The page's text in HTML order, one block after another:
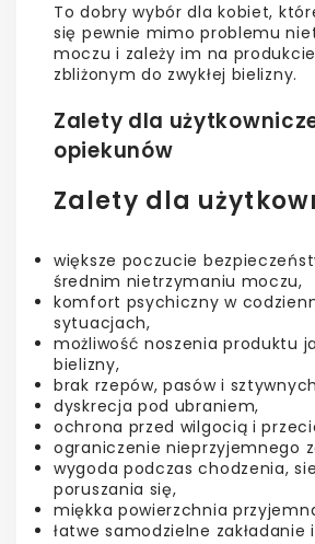
To dobry wybór dla kobiet,
się pewnie mimo problemu
moczu i zależy im na
zbliżonym do zwykłej bielizny.
Zalety dla
opiekunów
Zalety dla
większe poczucie
średnim nietrzymaniu moczu,
komfort psychiczny w
sytuacjach,
możliwość noszenia produktu
bielizny,
brak rzepów, pasów i
dyskrecja pod ubraniem,
ochrona przed wilgocią i
ograniczenie nieprzyjemnego
wygoda podczas chodzenia,
poruszania się,
miękka powierzchnia
łatwe samodzielne zakładanie